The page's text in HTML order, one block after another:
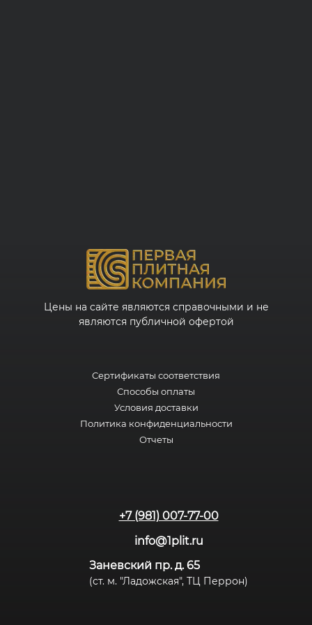
Цены на сайте являются справочными и не
являются публичной офертой
Сертификаты соответствия
Способы оплаты
Условия доставки
Политика конфиденциальности
Отчеты
+7 (981) 007-77-00
info@1plit.ru
Заневский пр. д. 65
(ст. м. "Ладожская", ТЦ Перрон)